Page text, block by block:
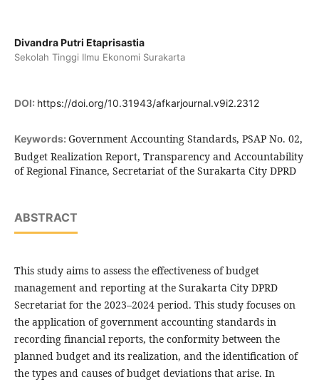
Divandra Putri Etaprisastia
Sekolah Tinggi Ilmu Ekonomi Surakarta
DOI: https://doi.org/10.31943/afkarjournal.v9i2.2312
Keywords: Government Accounting Standards, PSAP No. 02,
Budget Realization Report, Transparency and Accountability
of Regional Finance, Secretariat of the Surakarta City DPRD
ABSTRACT
This study aims to assess the effectiveness of budget
management and reporting at the Surakarta City DPRD
Secretariat for the 2023–2024 period. This study focuses on
the application of government accounting standards in
recording financial reports, the conformity between the
planned budget and its realization, and the identification of
the types and causes of budget deviations that arise. In